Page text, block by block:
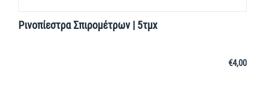
Ρινοπίεστρα Σπιρομέτρων | 5τμχ
€4,00